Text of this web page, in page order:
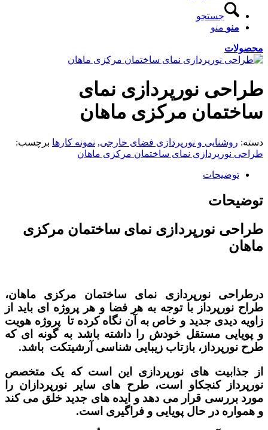
جستجو
منو منو
محصولات
طراحی نورپردازی نمای
ساختمان مرکزی ماهان
دسته: روشنایی و نورپردازی فضای خارجی, نمونه کارها برچسب:
طراحی نورپردازی نمای ساختمان مرکزی ماهان
توضیحات
توضیحات
طراحی نورپردازی نمای ساختمان مرکزی
ماهان
درطراحی نورپردازی نمای ساختمان مرکزی ماهان،
طراح نورپرداز با توجه به هر فضا و هر پروژه ای باید از
زاویه دیدی جدید و خاص به آن نگاه کرده تا پروژه هویت
و پویایی مستقل خودش را داشته باشد به گونه ای که
طرح نورپرداز، بازتاب زیبایی شناسی آرشیتکت باشد.
از جذابیت های نورپردازی این است که یک متخصص
نورپرداز کنجکاو است، طرح های سایر نورپردازان را
مورد بررسی قرار می دهد و ایده های جدید خلق می کند
و همواره در حال پویایی و فراگیری است.